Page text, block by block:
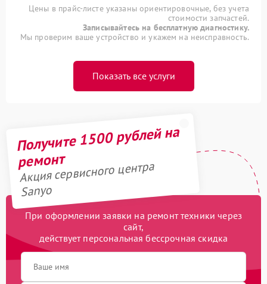
Цены в прайс-листе указаны ориентировочные, без учета
стоимости запчастей.
Записывайтесь на бесплатную диагностику.
Мы проверим ваше устройство и укажем на неисправность.
Показать все услуги
Получите 1500 рублей на
ремонт
Акция сервисного центра
Sanyo
При оформлении заявки на ремонт техники через
сайт,
действует персональная бессрочная скидка